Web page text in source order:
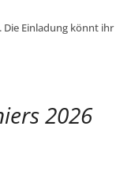
Die Einladung könnt ihr
2026